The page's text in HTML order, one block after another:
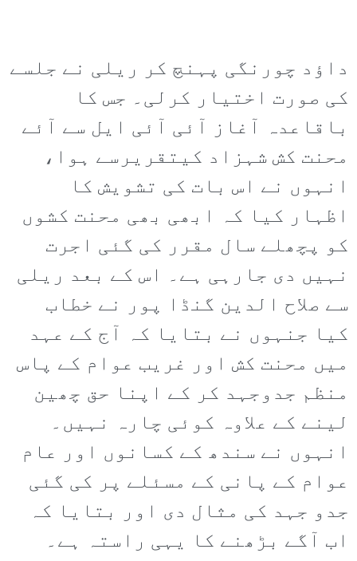
داؤد چورنگی پہنچ کر ریلی نے جلسے
کی صورت اختیار کرلی۔ جس کا
باقاعدہ آغاز آئی آئی ایل سے آئے
محنت کش شہزاد کیتقریرسے ہوا،
انہوں نے اس بات کی تشویش کا
اظہار کیا کہ ابھی بھی محنت کشوں
کو پچھلے سال مقرر کی گئی اجرت
نہیں دی جارہی ہے۔ اس کے بعد ریلی
سے صلاح الدین گنڈا پور نے خطاب
کیا جنہوں نے بتایا کہ آج کے عہد
میں محنت کش اور غریب عوام کے پاس
منظم جدوجہد کر کے اپنا حق چھین
لینے کے علاوہ کوئی چارہ نہیں۔
انہوں نے سندھ کے کسانوں اور عام
عوام کے پانی کے مسئلے پر کی گئی
جدو جہد کی مثال دی اور بتایا کہ
اب آگے بڑھنے کا یہی راستہ ہے۔